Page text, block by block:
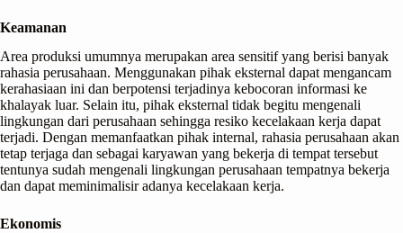
Keamanan
Area produksi umumnya merupakan area sensitif yang berisi banyak
rahasia perusahaan. Menggunakan pihak eksternal dapat mengancam
kerahasiaan ini dan berpotensi terjadinya kebocoran informasi ke
khalayak luar. Selain itu, pihak eksternal tidak begitu mengenali
lingkungan dari perusahaan sehingga resiko kecelakaan kerja dapat
terjadi. Dengan memanfaatkan pihak internal, rahasia perusahaan akan
tetap terjaga dan sebagai karyawan yang bekerja di tempat tersebut
tentunya sudah mengenali lingkungan perusahaan tempatnya bekerja
dan dapat meminimalisir adanya kecelakaan kerja.
Ekonomis